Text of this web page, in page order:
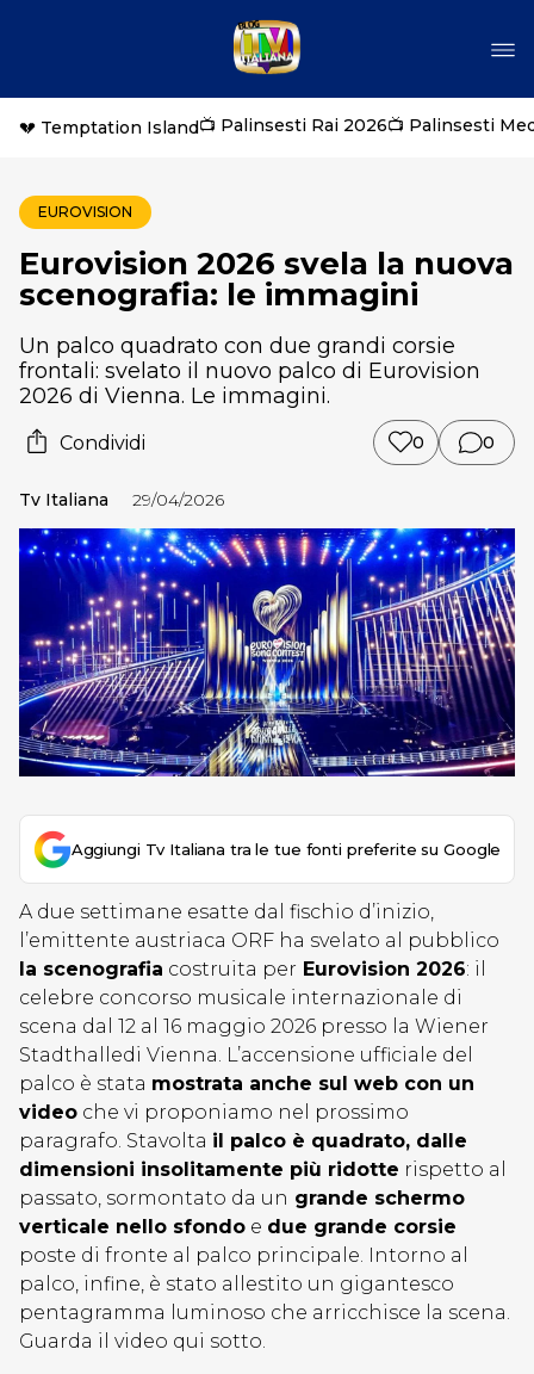
💔 Temptation Island📺 Palinsesti Rai 2026📺 Palinsesti
EUROVISION
Eurovision 2026 svela la nuova
scenografia: le immagini
Un palco quadrato con due grandi corsie
frontali: svelato il nuovo palco di Eurovision
2026 di Vienna. Le immagini.
Condividi 0 0
Tv Italiana 29/04/2026
Aggiungi Tv Italiana tra le tue fonti preferite su Google
A due settimane esatte dal fischio d’inizio,
l’emittente austriaca ORF ha svelato al pubblico
la scenografia costruita per Eurovision 2026: il
celebre concorso musicale internazionale di
scena dal 12 al 16 maggio 2026 presso la Wiener
Stadthalledi Vienna. L’accensione ufficiale del
palco è stata mostrata anche sul web con un
video che vi proponiamo nel prossimo
paragrafo. Stavolta il palco è quadrato, dalle
dimensioni insolitamente più ridotte rispetto al
passato, sormontato da un grande schermo
verticale nello sfondo e due grande corsie
poste di fronte al palco principale. Intorno al
palco, infine, è stato allestito un gigantesco
pentagramma luminoso che arricchisce la scena.
Guarda il video qui sotto.